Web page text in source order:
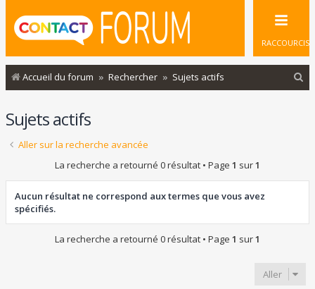
RACCOURCIS
Accueil du forum Rechercher Sujets actifs
Sujets actifs
Aller sur la recherche avancée
La recherche a retourné 0 résultat • Page 1 sur1
Aucun résultat ne correspond aux termes que vous avez
spécifiés.
La recherche a retourné 0 résultat • Page 1 sur1
Aller